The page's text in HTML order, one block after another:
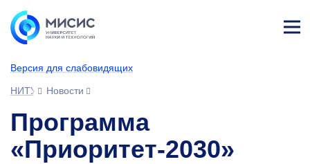
Версия для слабовидящих
НИТУ МИСИС
Новости
Программа
«Приоритет-2030»